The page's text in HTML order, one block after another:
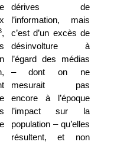
,
dérives de
l’information, mais
c’est d’un excès de
désinvolture à
l’égard des médias
– dont on ne
mesurait pas
encore à l’époque
l’impact sur la
population – qu’elles
résultent, et non